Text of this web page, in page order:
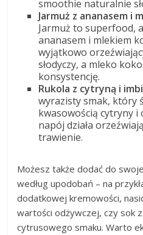
smoothie naturalnie
Jarmuż z ananasem i
Jarmuż to superfood,
ananasem i mlekiem
wyjątkowo
słodyczy, a mleko
konsystencję.
Rukola z cytryną i
wyrazisty smak, który
kwasowością cytryny
napój działa
trawienie.
Możesz także dodać do
według upodobań – na
dodatkowej kremowości,
wartości odżywczej, czy sok
cytrusowego smaku. Warto